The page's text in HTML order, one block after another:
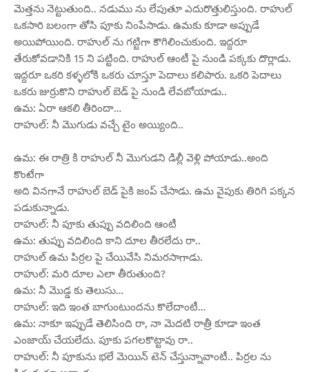
మెత్తను నెట్టుతుంది.. నడుము ను లేపుతూ ఎదురొత్తులిస్తుంది. రాహుల్
ఒకసారి బలంగా తోసి పూకు నింపేసాడు. ఉమకు కూడా అప్పుడే
అయిపోయింది. రాహుల్ ను గట్టిగా కౌగిలించుకుంది. ఇద్దరూ
తేరుకోవడానికి 15 ని పట్టింది. రాహుల్ ఆంటీ పై నుండి పక్కకు దొర్లాడు.
ఇద్దరూ ఒకరి కళ్ళలోకి ఒకరు చూస్తూ పెదాలు కలిపారు. ఒకరి పెదాలు
ఒకరు జుర్రుకొని రాహుల్ బెడ్ పై నుండి లేవబోయాడు..
ఉమ: ఏరా ఆకలి తీరిందా…
రాహుల్: నీ మొగుడు వచ్చే టైం అయ్యింది..
ఉమ: ఈ రాత్రి కి రాహుల్ నీ మొగుడని డిల్లీ వెళ్లి పోయాడు..అంది
కొంటేగా
అది వినగానే రాహుల్ బెడ్ పైకి జంప్ చేసాడు. ఉమ వైపుకు తిరిగి పక్కన
పడుకున్నాడు.
రాహుల్: నీ పూకు తుప్పు వదిలింది ఆంటీ
ఉమ: తుప్పు వదిలింది కాని దూల తీరలేదు రా..
రాహుల్ ఉమ పిర్రల పై చేయివేసి నిమరసాగాడు.
రాహుల్: మరి దూల ఎలా తీరుతుంది?
ఉమ: నీ మొడ్డ కు తెలుసు…
రాహుల్: ఇది ఇంత బాగుంటుందను కొలేదాంటీ…
ఉమ: నాకూ ఇప్పుడే తెలిసింది రా, నా మెదటి రాత్రీ కూడా ఇంత
ఎంజాయ్ చేయలేదు. పూకు పగలకొట్టావు రా..
రాహుల్: నీ పూకును భలే మెయిన్ టెన్ చేస్తున్నావాంటీ.. పిర్రల ను